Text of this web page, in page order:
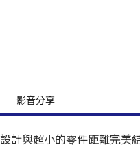
影音分享
與超小的零件距離完